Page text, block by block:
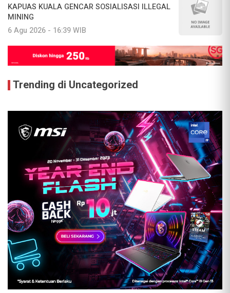
KAPUAS KUALA GENCAR SOSIALISASI ILLEGAL
MINING
6 Agu 2026 - 16:39 WIB
Trending di Uncategorized